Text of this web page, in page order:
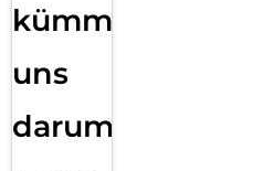
kümmern
uns
darum!